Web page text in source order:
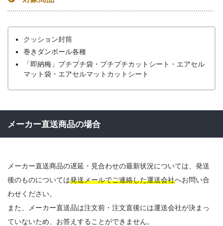
クッション封筒
巻きダンボール各種
「即納梅」 プチプチ袋・プチプチカットシート・エアセル
マット袋・エアセルマットカットシート
メーカー直送商品の場合
メーカー直送商品の遅延・見合わせの最新状況については、発送
後のものについては発送メールでご連絡した運送会社へお問い合
わせください。
また、メーカー直送品は注文前・注文直後には運送会社が決まっ
ていないため、お答えすることができません。